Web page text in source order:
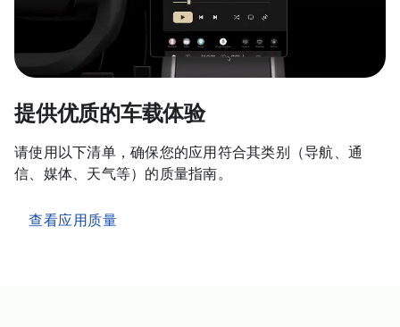
提供优质的车载体验
请使用以下清单，确保您的应用符合其类别（导航、通
信、媒体、天气等）的质量指南。
查看应用质量